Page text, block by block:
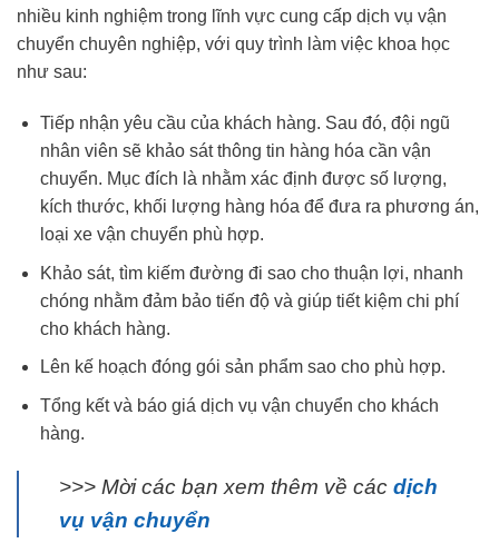
nhiều kinh nghiệm trong lĩnh vực cung cấp dịch vụ vận
chuyển chuyên nghiệp, với quy trình làm việc khoa học
như sau:
Tiếp nhận yêu cầu của khách hàng. Sau đó, đội ngũ
nhân viên sẽ khảo sát thông tin hàng hóa cần vận
chuyển. Mục đích là nhằm xác định được số lượng,
kích thước, khối lượng hàng hóa để đưa ra phương án,
loại xe vận chuyển phù hợp.
Khảo sát, tìm kiếm đường đi sao cho thuận lợi, nhanh
chóng nhằm đảm bảo tiến độ và giúp tiết kiệm chi phí
cho khách hàng.
Lên kế hoạch đóng gói sản phẩm sao cho phù hợp.
Tổng kết và báo giá dịch vụ vận chuyển cho khách
hàng.
>>> Mời các bạn xem thêm về các dịch
vụ vận chuyển